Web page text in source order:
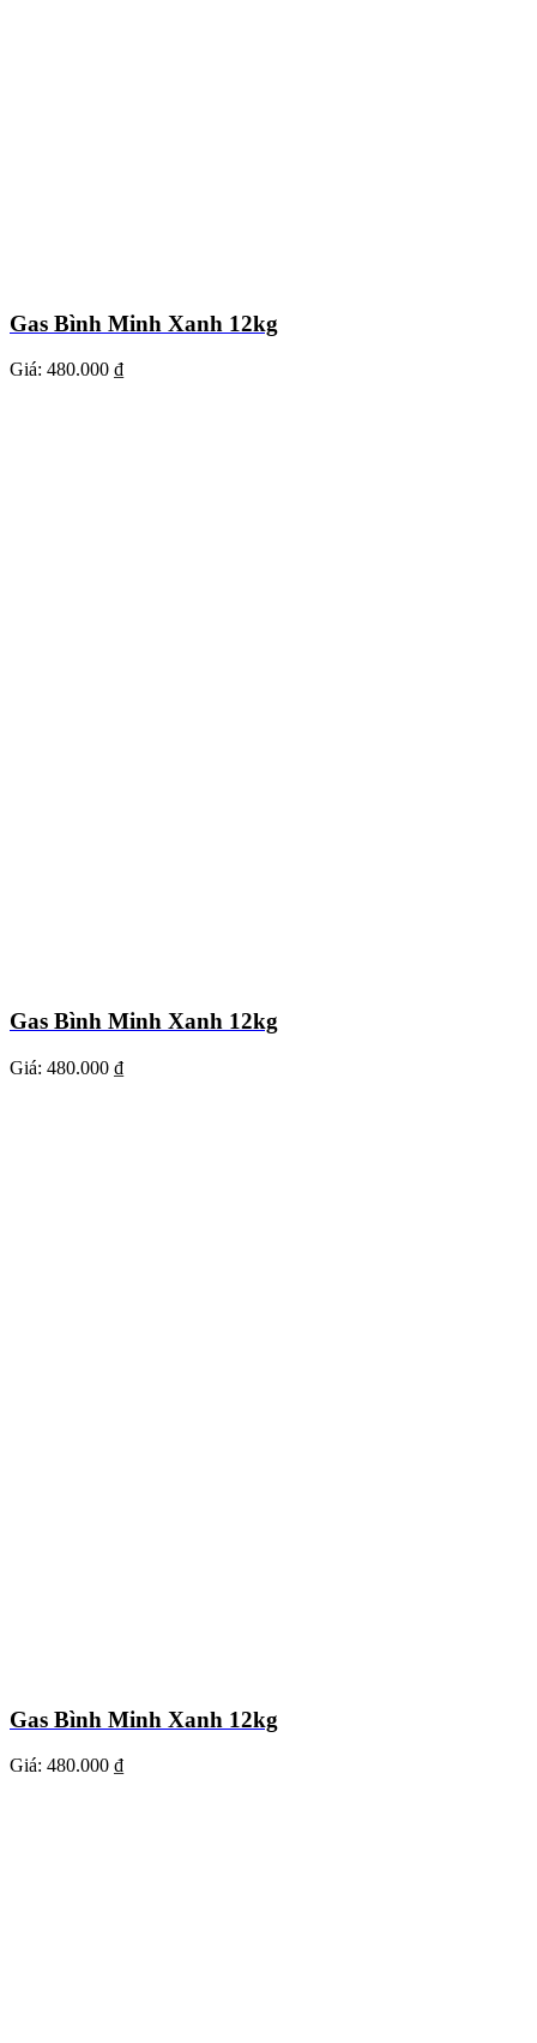
Gas Bình Minh Xanh 12kg
Giá: 480.000 ₫
Gas Bình Minh Xanh 12kg
Giá: 480.000 ₫
Gas Bình Minh Xanh 12kg
Giá: 480.000 ₫